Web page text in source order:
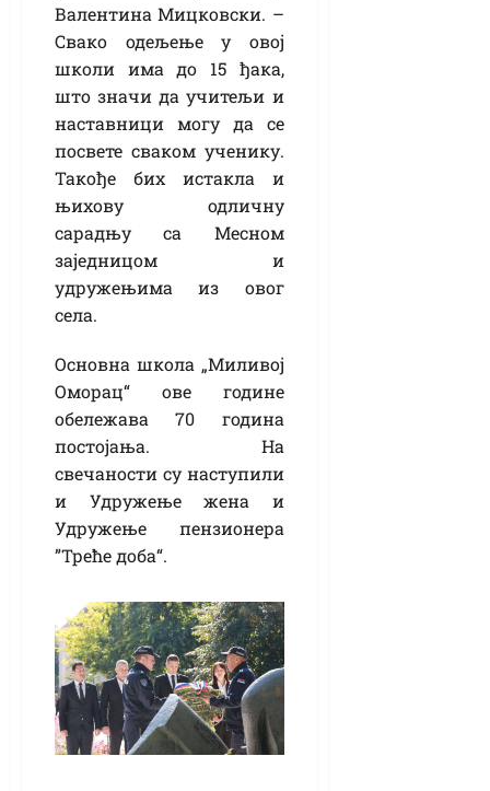
Валентина Мицковски. –
Свако одељење у овој
школи има до 15 ђака,
што значи да учитељи и
наставници могу да се
посвете сваком ученику.
Такође бих истакла и
њихову одличну
сарадњу са Месном
заједницом и
удружењима из овог
села.
Основна школа „Миливој
Оморац“ ове године
обележава 70 година
постојања. На
свечаности су наступили
и Удружење жена и
Удружење пензионера
”Треће доба“.